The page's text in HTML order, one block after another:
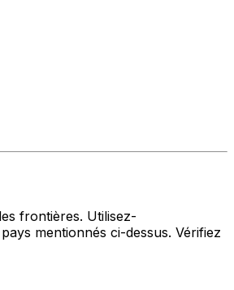
frontières. Utilisez-
mentionnés ci-dessus. Vérifiez